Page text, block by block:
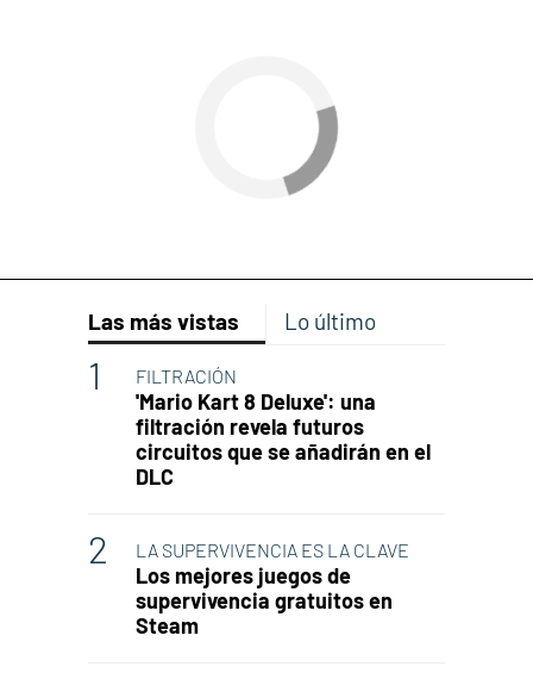
Las más vistas Lo último
FILTRACIÓN
'Mario Kart 8 Deluxe': una
filtración revela futuros
circuitos que se añadirán en el
DLC
LA SUPERVIVENCIA ES LA CLAVE
Los mejores juegos de
supervivencia gratuitos en
Steam